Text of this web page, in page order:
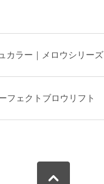
カラー｜メロウシリーズ
フェクトブロウリフト